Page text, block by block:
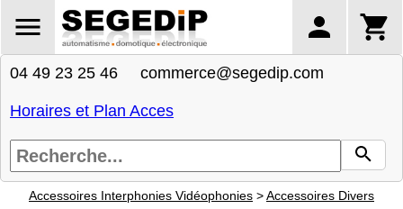
04 49 23 25 46 commerce@segedip.com
Horaires et Plan Acces
Accessoires Interphonies Vidéophonies >Accessoires Divers